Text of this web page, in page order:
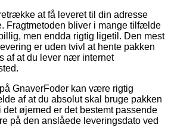
at få leveret til din adresse
Fragtmetoden bliver i mange tilfælde
men endda rigtig ligetil. Den mest
er uden tvivl at hente pakken
af at du lever nær internet
GnaverFoder kan være rigtig
af at du absolut skal bruge pakken
det øjemed er det bestemt passende
på den anslåede leveringsdato ved